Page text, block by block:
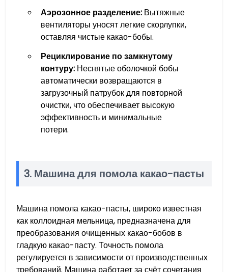
Аэрозонное разделение:Вытяжные
вентиляторы уносят легкие скорлупки,
оставляя чистые какао-бобы.
Рециклирование по замкнутому
контуру:Неснятые оболочкой бобы
автоматически возвращаются в
загрузочный патрубок для повторной
очистки, что обеспечивает высокую
эффективность и минимальные
потери.
3. Машина для помола какао-пасты
Машина помола какао-пасты, широко известная
как коллоидная мельница, предназначена для
преобразования очищенных какао-бобов в
гладкую какао-пасту. Точность помола
регулируется в зависимости от производственных